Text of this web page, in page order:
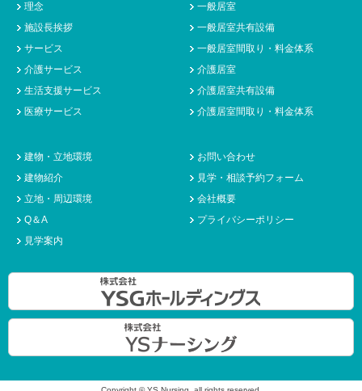
理念
施設長挨拶
サービス
介護サービス
生活支援サービス
医療サービス
一般居室
一般居室共有設備
一般居室間取り・料金体系
介護居室
介護居室共有設備
介護居室間取り・料金体系
建物・立地環境
建物紹介
立地・周辺環境
Q＆A
見学案内
お問い合わせ
見学・相談予約フォーム
会社概要
プライバシーポリシー